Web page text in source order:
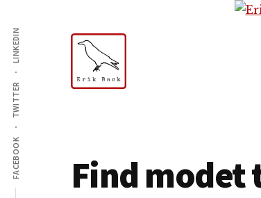
indhold
primær
sidebar
footer
menu
FACEBOOK
TWITTER
LINKEDIN
blog,
e-
Find modet